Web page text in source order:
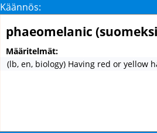
Käännös:
phaeomelanic
Määritelmät:
(lb, en, biology) Having red or yellow